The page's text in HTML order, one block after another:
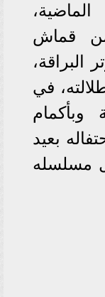
من قماش
البراقة،
في
بعيد
أبطال مسلسله